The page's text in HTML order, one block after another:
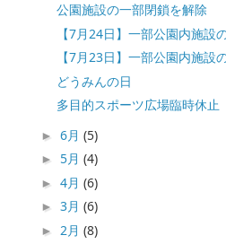
公園施設の一部閉鎖を解除
【7月24日】一部公園内施設
【7月23日】一部公園内施設
どうみんの日
多目的スポーツ広場臨時休止
►6月(5)
► 5月(4)
►4月(6)
►3月(6)
► 2月(8)